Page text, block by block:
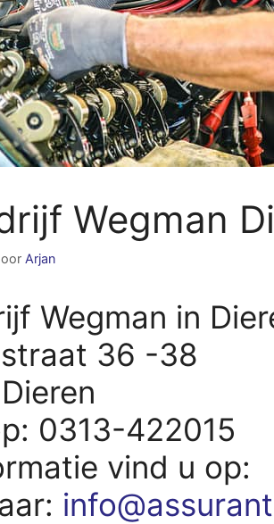
Wegman
Arjan
Wegman in
36 -38
0313-422015
vind u op: